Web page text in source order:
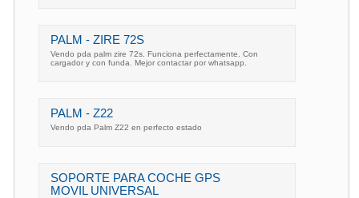
PALM - ZIRE 72S
Vendo pda palm zire 72s. Funciona perfectamente. Con
cargador y con funda. Mejor contactar por whatsapp.
PALM - Z22
Vendo pda Palm Z22 en perfecto estado
SOPORTE PARA COCHE GPS
MOVIL UNIVERSAL